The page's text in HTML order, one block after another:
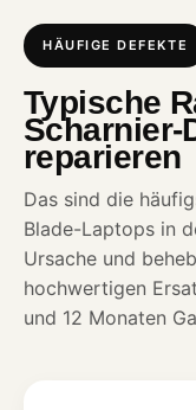
HÄUFIGE DEFEKTE
Typische
Scharnier-
reparieren
Das sind die
Blade-Laptops in
Ursache und
hochwertigen
und 12 Monaten